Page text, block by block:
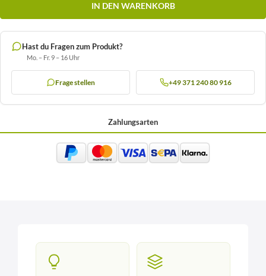
IN DEN WARENKORB
Hast du Fragen zum Produkt?
Mo. – Fr. 9 – 16 Uhr
Frage stellen +49 371 240 80 916
Zahlungsarten